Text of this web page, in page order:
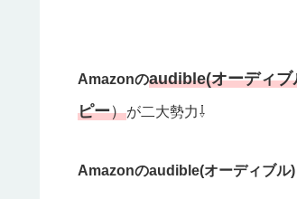
Amazonのaudible(オーディブ
ピー）が二大勢力⇩
Amazonのaudible(オーディブル)